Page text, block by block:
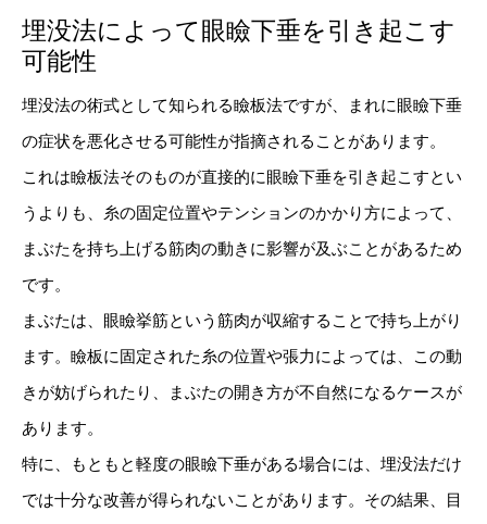
埋没法によって眼瞼下垂を引き起こす
可能性
埋没法の術式として知られる瞼板法ですが、まれに眼瞼下垂
の症状を悪化させる可能性が指摘されることがあります。
これは瞼板法そのものが直接的に眼瞼下垂を引き起こすとい
うよりも、糸の固定位置やテンションのかかり方によって、
まぶたを持ち上げる筋肉の動きに影響が及ぶことがあるため
です。
まぶたは、眼瞼挙筋という筋肉が収縮することで持ち上がり
ます。瞼板に固定された糸の位置や張力によっては、この動
きが妨げられたり、まぶたの開き方が不自然になるケースが
あります。
特に、もともと軽度の眼瞼下垂がある場合には、埋没法だけ
では十分な改善が得られないことがあります。その結果、目